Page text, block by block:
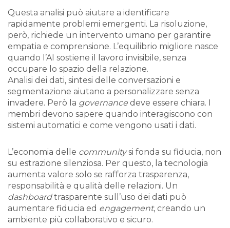
Questa analisi può aiutare a identificare
rapidamente problemi emergenti. La risoluzione,
però, richiede un intervento umano per garantire
empatia e comprensione. L’equilibrio migliore nasce
quando l’AI sostiene il lavoro invisibile, senza
occupare lo spazio della relazione.
Analisi dei dati, sintesi delle conversazioni e
segmentazione aiutano a personalizzare senza
invadere. Però la governance deve essere chiara. I
membri devono sapere quando interagiscono con
sistemi automatici e come vengono usati i dati.
L’economia delle communitysi fonda su fiducia, non
su estrazione silenziosa. Per questo, la tecnologia
aumenta valore solo se rafforza trasparenza,
responsabilità e qualità delle relazioni. Un
dashboardtrasparente sull’uso dei dati può
aumentare fiducia ed engagement, creando un
ambiente più collaborativo e sicuro.